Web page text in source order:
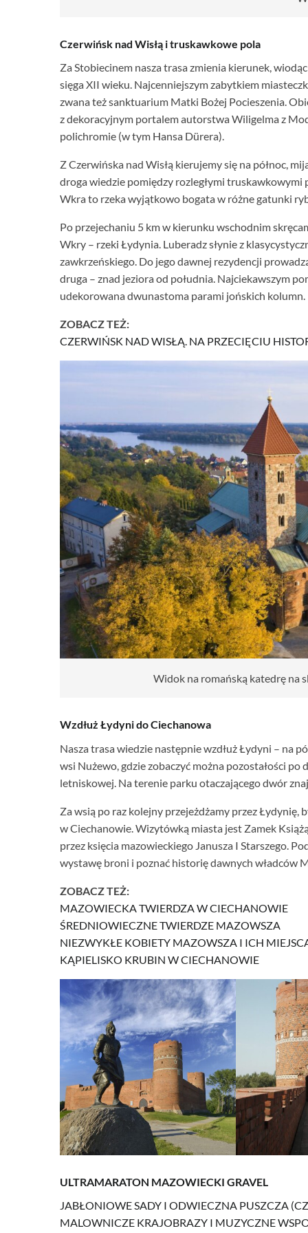
Czerwińsk nad Wisłą i truskawkowe pola
Za Stobiecinem nasza trasa zmienia kierunek,
sięga XII wieku. Najcenniejszym zabytkiem
zwana też sanktuarium Matki Bożej Pocieszenia.
z dekoracyjnym portalem autorstwa Wiligelma z
polichromie (w tym Hansa Dürera).
Z Czerwińska nad Wisłą kierujemy się na północ,
droga wiedzie pomiędzy rozległymi
Wkra to rzeka wyjątkowo bogata w różne gatunki
Po przejechaniu 5 km w kierunku wschodnim
Wkry – rzeki Łydynia. Luberadz słynie z
zawkrzeńskiego. Do jego dawnej rezydencji
druga – znad jeziora od południa. Najciekawszym
udekorowana dwunastoma parami jońskich kolumn.
ZOBACZ TEŻ:
CZERWIŃSK NAD WISŁĄ. NA PRZECIĘCIU
Widok na romańską katedrę na
Wzdłuż Łydyni do Ciechanowa
Nasza trasa wiedzie następnie wzdłuż Łydyni – na
wsi Nużewo, gdzie zobaczyć można pozostałości
letniskowej. Na terenie parku otaczającego dwór
Za wsią po raz kolejny przejeżdżamy przez Łydynię,
w Ciechanowie. Wizytówką miasta jest Zamek
przez księcia mazowieckiego Janusza I Starszego.
wystawę broni i poznać historię dawnych władców
ZOBACZ TEŻ:
MAZOWIECKA TWIERDZA W CIECHANOWIE
ŚREDNIOWIECZNE TWIERDZE MAZOWSZA
NIEZWYKŁE KOBIETY MAZOWSZA I ICH
KĄPIELISKO KRUBIN W CIECHANOWIE
ULTRAMARATON MAZOWIECKI GRAVEL
JABŁONIOWE SADY I ODWIECZNA PUSZCZA
MALOWNICZE KRAJOBRAZY I MUZYCZNE